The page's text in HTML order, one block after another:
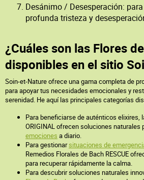
Desánimo / Desesperación:
profunda tristeza y
¿Cuáles son las Flores
disponibles en el sitio
Soin-et-Nature ofrece una gama completa de
para apoyar tus necesidades emocionales y
serenidad. He aquí las principales categorías
Para beneficiarse de auténticos elixires,
ORIGINAL ofrecen soluciones naturales
emociones a diario.
Para gestionarsituaciones de
Remedios Florales de Bach RESCUE
para recuperar rápidamente la calma.
Para descubrir soluciones naturales